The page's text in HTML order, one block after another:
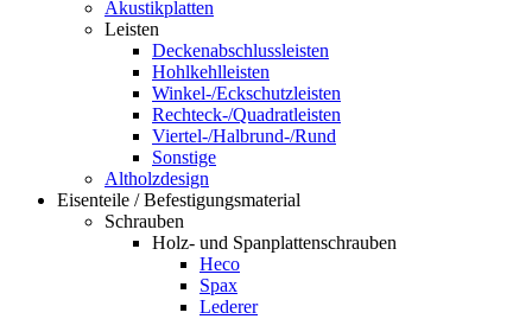
Akustikplatten
Leisten
Deckenabschlussleisten
Hohlkehlleisten
Winkel-/Eckschutzleisten
Rechteck-/Quadratleisten
Viertel-/Halbrund-/Rund
Sonstige
Altholzdesign
Eisenteile / Befestigungsmaterial
Schrauben
Holz- und Spanplattenschrauben
Heco
Spax
Lederer